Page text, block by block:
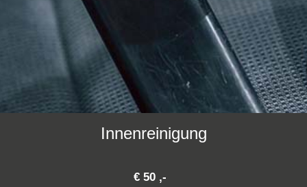
Innenreinigung
€ 50 ,-